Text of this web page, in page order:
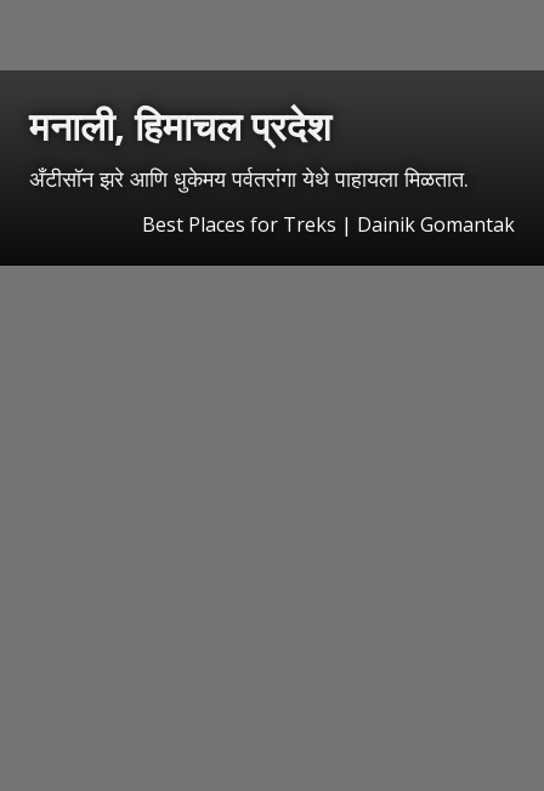
मनाली, हिमाचल प्रदेश
अँटीसॉन झरे आणि धुकेमय पर्वतरांगा येथे पाहायला मिळतात.
Best Places for Treks | Dainik Gomantak